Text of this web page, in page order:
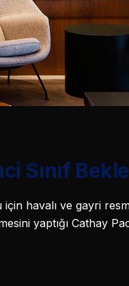
Sınıf
havalı ve gayri
yaptığı Cathay